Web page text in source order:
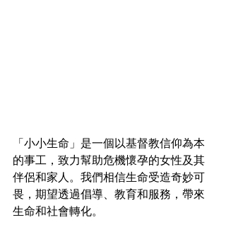
「小小生命」是一個以基督教信仰為本
的事工，致力幫助危機懷孕的女性及其
伴侶和家人。我們相信生命受造奇妙可
畏，期望透過倡導、教育和服務，帶來
生命和社會轉化。